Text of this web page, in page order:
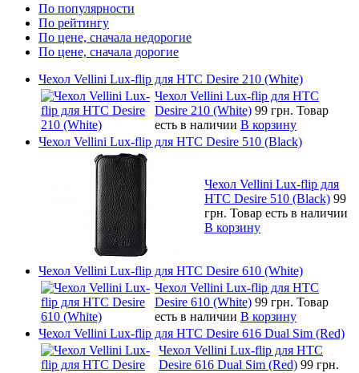
По популярности
По рейтингу
По цене, сначала недорогие
По цене, сначала дорогие
Чехол Vellini Lux-flip для HTC Desire 210 (White)
Чехол Vellini Lux-flip для HTC
Desire 210 (White) 99 грн. Товар
есть в наличии В корзину
Чехол Vellini Lux-flip для HTC Desire 510 (Black)
Чехол Vellini Lux-flip для
HTC Desire 510 (Black) 99
грн. Товар есть в наличии
В корзину
Чехол Vellini Lux-flip для HTC Desire 610 (White)
Чехол Vellini Lux-flip для HTC
Desire 610 (White) 99 грн. Товар
есть в наличии В корзину
Чехол Vellini Lux-flip для HTC Desire 616 Dual Sim (Red)
Чехол Vellini Lux-flip для HTC
Desire 616 Dual Sim (Red) 99 грн.